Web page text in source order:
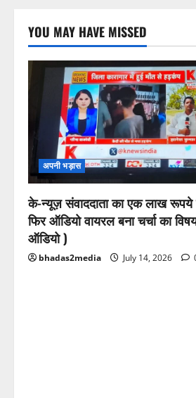
YOU MAY HAVE MISSED
अपनी भड़ास
के-न्यूज़ संवाददाता का एक लाख
फिर ऑडियो वायरल बना चर्चा का
ऑडियो )
bhadas2media July 14, 2026